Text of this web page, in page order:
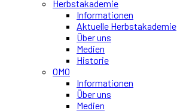
Herbstakademie
Informationen
Aktuelle Herbstakademie
Über uns
Medien
Historie
OMO
Informationen
Über uns
Medien